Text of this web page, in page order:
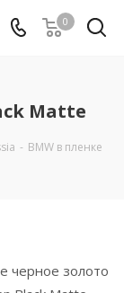
0
Matte
- BMW в пленке